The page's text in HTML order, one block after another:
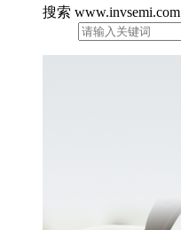
搜索 www.invsemi.com